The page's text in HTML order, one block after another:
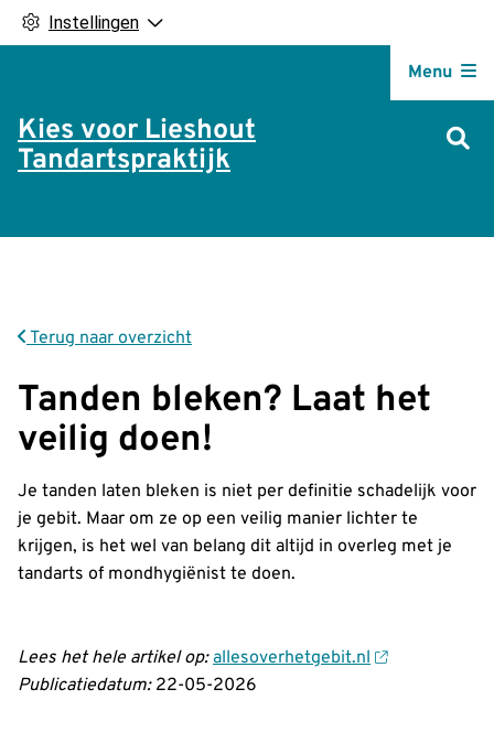
Instellingen
Kies voor Lieshout
Tandartspraktijk
Menu
Terug naar overzicht
Tanden bleken? Laat het
veilig doen!
Je tanden laten bleken is niet per definitie schadelijk voor
je gebit. Maar om ze op een veilig manier lichter te
krijgen, is het wel van belang dit altijd in overleg met je
tandarts of mondhygiënist te doen.
Lees het hele artikel op: allesoverhetgebit.nl
Publicatiedatum: 22-05-2026